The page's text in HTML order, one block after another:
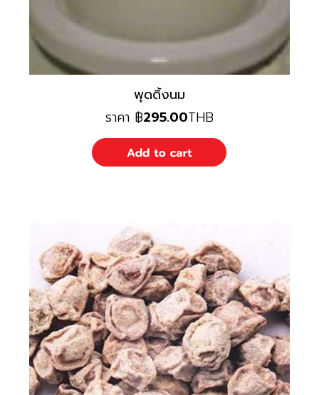
พุดดิ้งนม
ราคา ฿295.00THB